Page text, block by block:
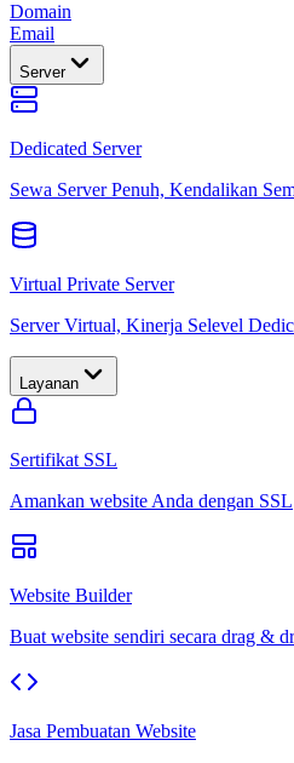
Domain
Email
Server
Dedicated Server
Sewa Server Penuh, Kendalikan
Virtual Private Server
Server Virtual, Kinerja Selevel
Layanan
Sertifikat SSL
Amankan website Anda dengan SSL
Website Builder
Buat website sendiri secara drag &
Jasa Pembuatan Website